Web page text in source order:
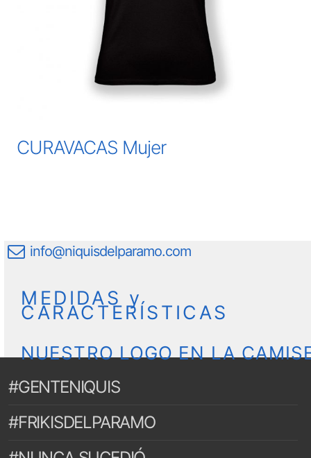
CURAVACAS Mujer
info@niquisdelparamo.com
MEDIDAS y
CARACTERÍSTICAS
NUESTRO LOGO EN LA
#GENTENIQUIS
#FRIKISDELPARAMO